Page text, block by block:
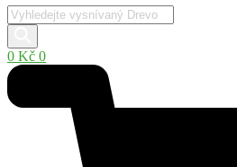
Products
search
0 Kč 0